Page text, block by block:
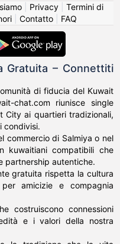
| Privacy| Termini di
| Contatto| FAQ
Gratuita – Connettiti
di fiducia del Kuwait
chat.com riunisce single
City ai quartieri tradizionali,
condivisi.
commercio di Salmiya o nel
kuwaitiani compatibili che
partnership autentiche.
gratuita rispetta la cultura
amicizie e compagnia
costruiscono connessioni
e i valori della nostra